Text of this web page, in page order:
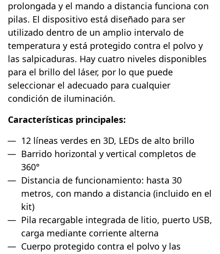
prolongada y el mando a distancia funciona con
pilas. El dispositivo está diseñado para ser
utilizado dentro de un amplio intervalo de
temperatura y está protegido contra el polvo y
las salpicaduras. Hay cuatro niveles disponibles
para el brillo del láser, por lo que puede
seleccionar el adecuado para cualquier
condición de iluminación.
Características principales:
12 líneas verdes en 3D, LEDs de alto brillo
Barrido horizontal y vertical completos de
360°
Distancia de funcionamiento: hasta 30
metros, con mando a distancia (incluido en el
kit)
Pila recargable integrada de litio, puerto USB,
carga mediante corriente alterna
Cuerpo protegido contra el polvo y las